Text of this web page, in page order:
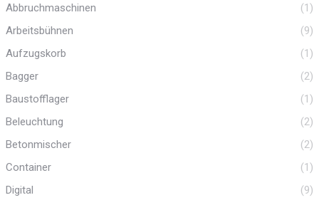
Abbruchmaschinen
(1)
Arbeitsbühnen
(9)
Aufzugskorb
(1)
Bagger
(2)
Baustofflager
(1)
Beleuchtung
(2)
Betonmischer
(2)
Container
(1)
Digital
(9)